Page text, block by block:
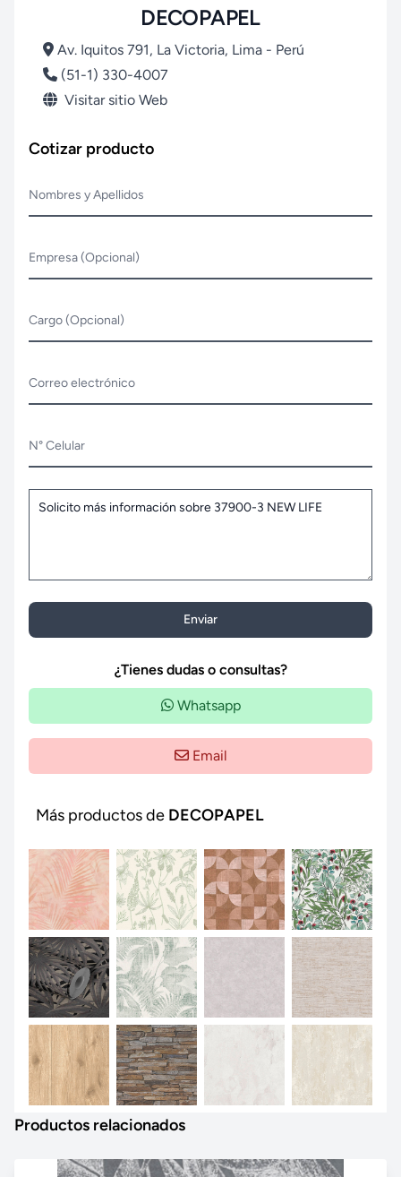
DECOPAPEL
Av. Iquitos 791, La Victoria, Lima - Perú
(51-1) 330-4007
Visitar sitio Web
Cotizar producto
Nombres y Apellidos
Empresa (Opcional)
Cargo (Opcional)
Correo electrónico
N° Celular
Enviar
¿Tienes dudas o consultas?
Whatsapp
Email
Más productos de DECOPAPEL
Productos relacionados